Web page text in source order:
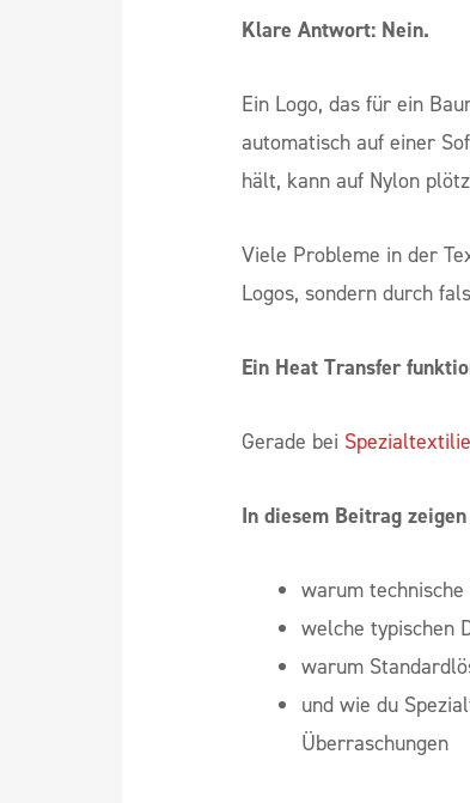
Klare Antwort: Nein.
Ein Logo, das für ein
automatisch auf einer
hält, kann auf Nylon
Viele Probleme in der
Logos, sondern durch
Ein Heat Transfer
Gerade bei
In diesem Beitrag
warum
welche typischen
warum
und wie du
Überraschungen